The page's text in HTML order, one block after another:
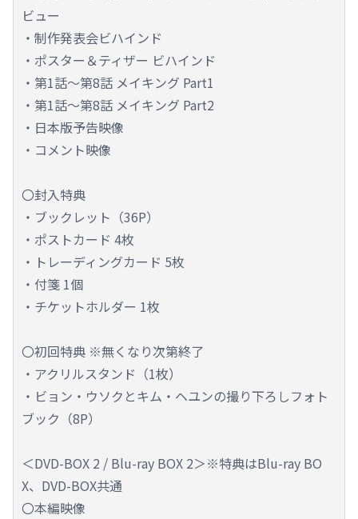
ビュー
・制作発表会ビハインド
・ポスター＆ティザー ビハインド
・第1話～第8話 メイキング Part1
・第1話～第8話 メイキング Part2
・日本版予告映像
・コメント映像
〇封入特典
・ブックレット（36P）
・ポストカード 4枚
・トレーディングカード 5枚
・付箋 1個
・チケットホルダー 1枚
〇初回特典 ※無くなり次第終了
・アクリルスタンド（1枚）
・ビョン・ウソクとキム・ヘユンの撮り下ろしフォト
ブック（8P）
＜DVD-BOX 2 / Blu-ray BOX 2＞※特典はBlu-ray BO
X、DVD-BOX共通
〇本編映像